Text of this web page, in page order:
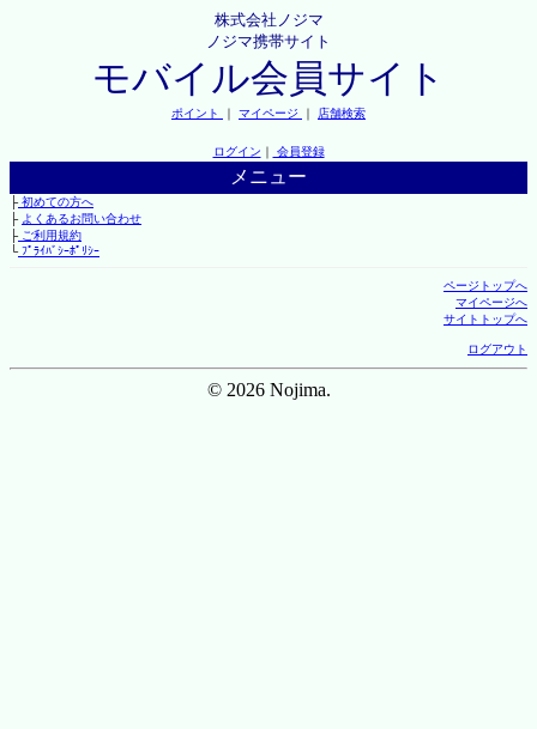
株式会社ノジマ
ノジマ携帯サイト
モバイル会員サイト
ポイント ｜ マイページ ｜ 店舗検索
ログイン ｜ 会員登録
メニュー
├初めての方へ
├ よくあるお問い合わせ
├ご利用規約
└ﾌﾟﾗｲﾊﾞｼｰﾎﾟﾘｼｰ
ページトップへ
マイページへ
サイトトップへ
ログアウト
© 2026 Nojima.